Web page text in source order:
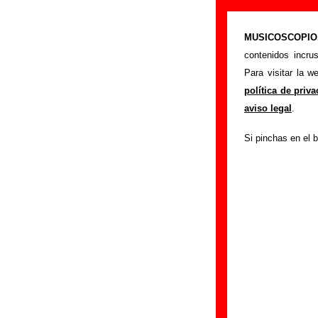
contenidos
Para visitar la
política de
aviso legal .
Si pinchas en el
Telefilme -
Portada >Telefilme
Si tienes
siguiente
colaboración.
Nombre: